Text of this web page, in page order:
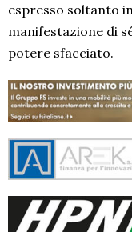
espresso soltanto
manifestazione di
potere sfacciato.